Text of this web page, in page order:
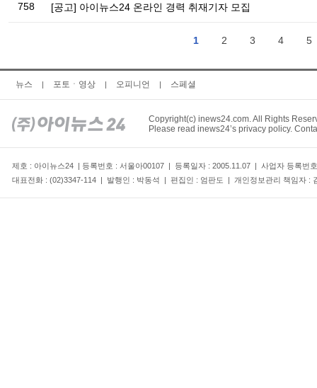
758 [공고] 아이뉴스24 온라인 경력 취재기자 모집
1 2 3 4 5
뉴스 | 포토ㆍ영상 | 오피니언 | 스페셜
Copyright(c) inews24.com. All Rights
Please read inews24’s privacy policy.
제호 : 아이뉴스24 | 등록번호 : 서울아00107 | 등록일자 : 2005.11.07 | 사업자 등록번
대표전화 : (02)3347-114 | 발행인 : 박동석 | 편집인 : 엄판도 | 개인정보관리 책임자 :